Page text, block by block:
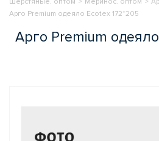
Арго Premium одеяло Ecotex 172*205
Арго Premium